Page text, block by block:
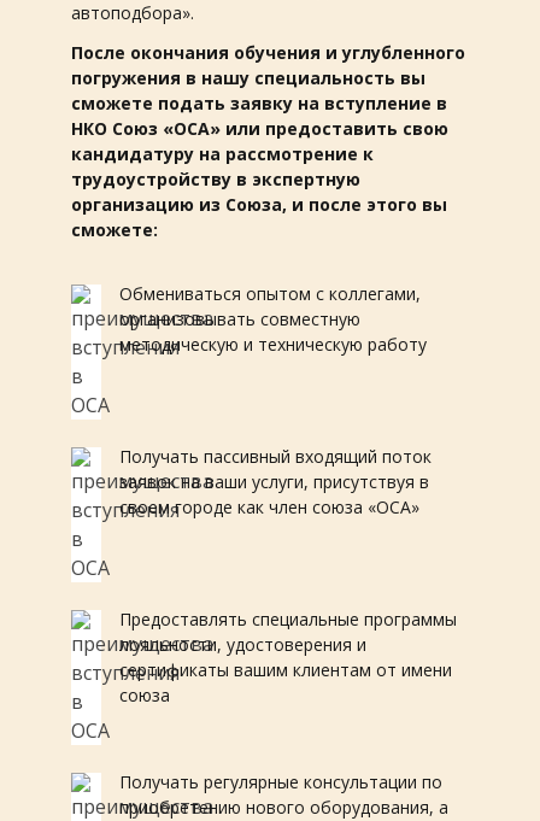
автоподбора».
После окончания обучения и углубленного
погружения в нашу специальность вы
сможете подать заявку на вступление в
НКО Союз «ОСА» или предоставить свою
кандидатуру на рассмотрение к
трудоустройству в экспертную
организацию из Союза, и после этого вы
сможете:
Обмениваться опытом с коллегами,
организовывать совместную
методическую и техническую работу
Получать пассивный входящий поток
заявок на ваши услуги, присутствуя в
своем городе как член союза «ОСА»
Предоставлять специальные программы
лояльности, удостоверения и
сертификаты вашим клиентам от имени
союза
Получать регулярные консультации по
приобретению нового оборудования, а